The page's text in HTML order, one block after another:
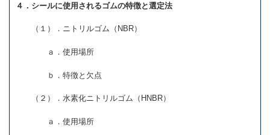
４．シールに使用されるゴムの特徴と選定法
（１）．ニトリルゴム（NBR）
ａ．使用場所
ｂ．特徴と欠点
（２）．水素化ニトリルゴム（HNBR）
ａ．使用場所